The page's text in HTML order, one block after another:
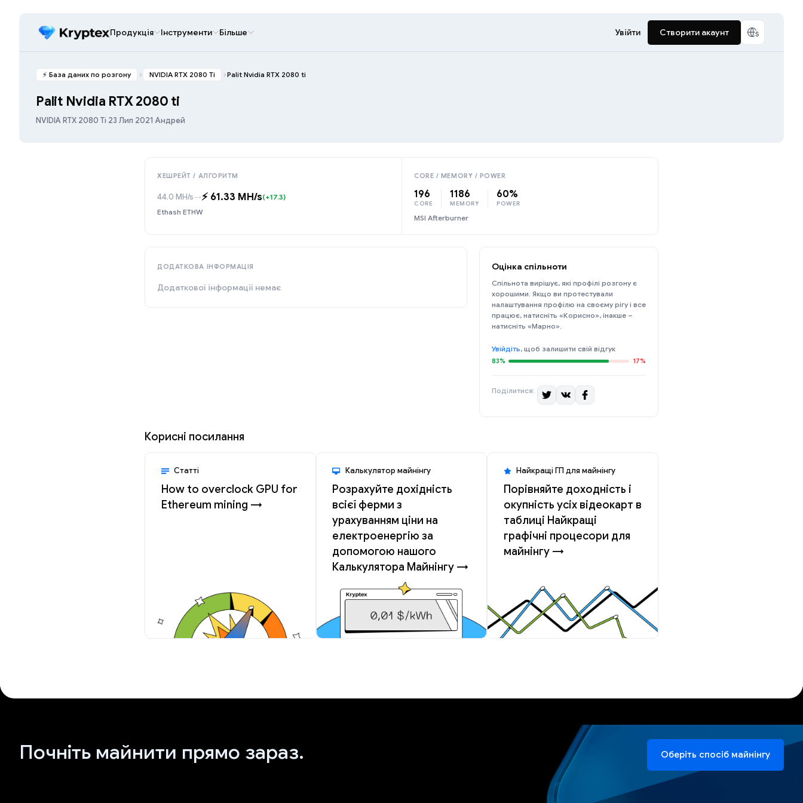
Продукція Інструменти Більше Увійти Створити акаунт
⚡️ База даних по розгону NVIDIA RTX 2080 Ti Palit Nvidia RTX 2080 ti
Palit Nvidia RTX 2080 ti
NVIDIA RTX 2080 Ti·23 Лип 2021·Андрей
ХЕШРЕЙТ / АЛГОРИТМ
44.0 MH/s→⚡️ 61.33 MH/s(+17.3)
Ethash ETHW
CORE / MEMORY / POWER
196
CORE
1186
MEMORY
60%
POWER
MSI Afterburner
ДОДАТКОВА ІНФОРМАЦІЯ
Додаткової інформації немає
Оцінка спільноти
Спільнота вирішує, які профілі розгону є
хорошими. Якщо ви протестували
налаштування профілю на своєму рігу і все
працює, натисніть «Корисно», інакше –
натисніть «Марно».
Увійдіть, щоб залишити свій відгук
83% 17%
Поділитися:
Корисні посилання
Статті
How to overclock GPU for
Ethereum mining →
Калькулятор майнінгу
Розрахуйте дохідність
всієї ферми з
урахуванням ціни на
електроенергію за
допомогою нашого
Калькулятора Майнінгу →
Найкращі ГП для майнінгу
Порівняйте доходність і
окупність усіх відеокарт в
таблиці Найкращі
графічні процесори для
майнінгу →
Почніть майнити прямо зараз. Оберіть спосіб майнінгу